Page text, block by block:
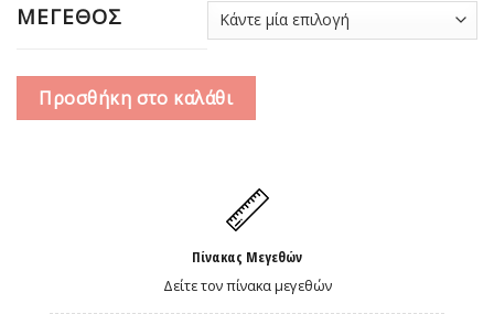
ΜΕΓΕΘΟΣ
Προσθήκη στο καλάθι
Πίνακας Μεγεθών
Δείτε τον πίνακα μεγεθών